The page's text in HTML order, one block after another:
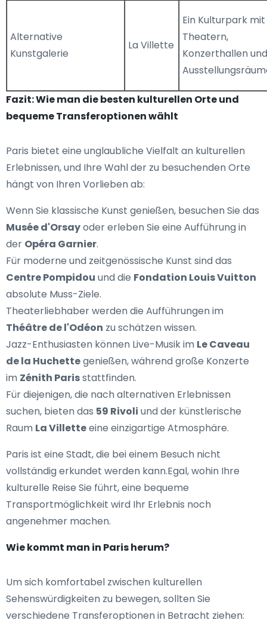
Alternative
Kunstgalerie
La Villette
Ein Kulturpark mit
Theatern,
Konzerthallen und
Fazit: Wie man die besten kulturellen Orte und
bequeme Transferoptionen wählt
Paris bietet eine unglaubliche Vielfalt an kulturellen
Erlebnissen, und Ihre Wahl der zu besuchenden Orte
hängt von Ihren Vorlieben ab:
Wenn Sie klassische Kunst genießen, besuchen Sie das
Musée d'Orsayoder erleben Sie eine Aufführung in
der Opéra Garnier.
Für moderne und zeitgenössische Kunst sind das
Centre Pompidou und die Fondation Louis Vuitton
absolute Muss-Ziele.
Theaterliebhaber werden die Aufführungen im
Théâtre de l'Odéon zu schätzen wissen.
Jazz-Enthusiasten können Live-Musik im Le Caveau
de la Huchettegenießen, während große Konzerte
im Zénith Parisstattfinden.
Für diejenigen, die nach alternativen Erlebnissen
suchen, bieten das 59 Rivoli und der künstlerische
Raum La Villetteeine einzigartige Atmosphäre.
Paris ist eine Stadt, die bei einem Besuch nicht
vollständig erkundet werden kann.Egal, wohin Ihre
kulturelle Reise Sie führt, eine bequeme
Transportmöglichkeit wird Ihr Erlebnis noch
angenehmer machen.
Wie kommt man in Paris herum?
Um sich komfortabel zwischen kulturellen
Sehenswürdigkeiten zu bewegen, sollten Sie
verschiedene Transferoptionen in Betracht ziehen: